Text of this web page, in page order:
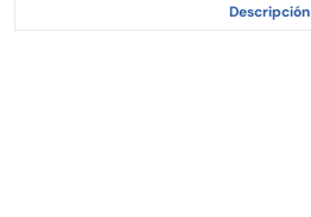
Descripción